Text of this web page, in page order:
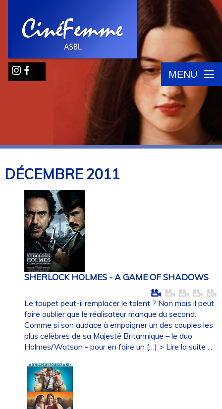
MENU
DÉCEMBRE2011
SHERLOCK HOLMES - A GAME OF SHADOWS
Le toupet peut-il remplacer le talent ? Non mais il peut
faire oublier que le réalisateur manque du second.
Comme si son audace à empoigner un des couples les
plus célèbres de sa Majesté Britannique – le duo
Holmes/Watson - pour en faire un (…) > Lire la suite ...